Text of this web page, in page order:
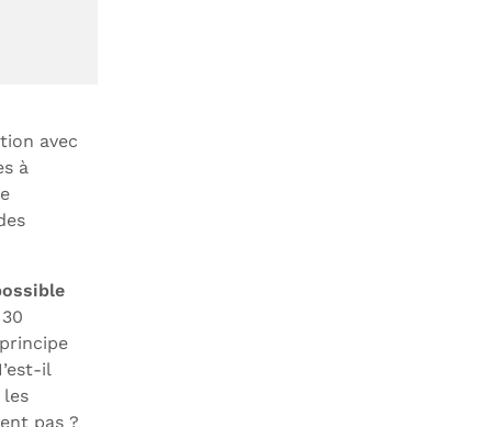
avec
à
il
pas ?